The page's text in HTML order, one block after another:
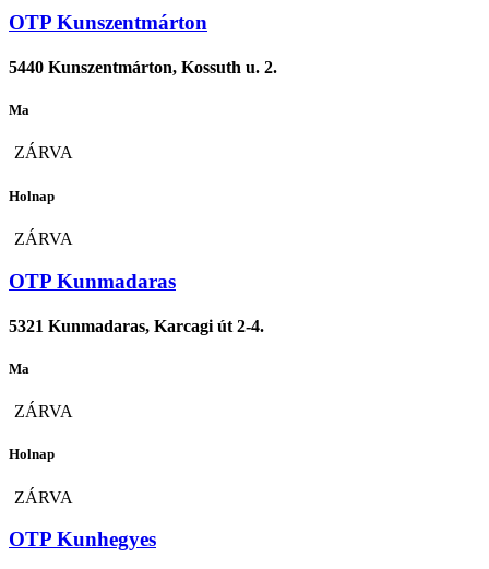
OTP Kunszentmárton
5440 Kunszentmárton, Kossuth u. 2.
Ma
ZÁRVA
Holnap
ZÁRVA
OTP Kunmadaras
5321 Kunmadaras, Karcagi út 2-4.
Ma
ZÁRVA
Holnap
ZÁRVA
OTP Kunhegyes